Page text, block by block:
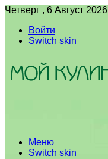
Четверг , 6 Август 2026
Войти
Switch skin
Меню
Switch skin